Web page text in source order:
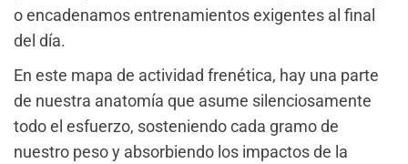
o encadenamos entrenamientos exigentes al final
del día.
En este mapa de actividad frenética, hay una parte
de nuestra anatomía que asume silenciosamente
todo el esfuerzo, sosteniendo cada gramo de
nuestro peso y absorbiendo los impactos de la